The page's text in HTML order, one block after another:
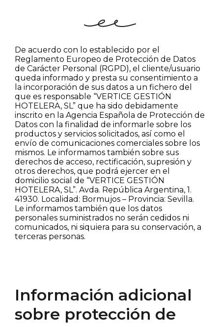
De acuerdo con lo establecido por el
Reglamento Europeo de Protección de Datos
de Carácter Personal (RGPD), el cliente/usuario
queda informado y presta su consentimiento a
la incorporación de sus datos a un fichero del
que es responsable “VERTICE GESTIÓN
HOTELERA, SL” que ha sido debidamente
inscrito en la Agencia Española de Protección de
Datos con la finalidad de informarle sobre los
productos y servicios solicitados, así como el
envío de comunicaciones comerciales sobre los
mismos. Le informamos también sobre sus
derechos de acceso, rectificación, supresión y
otros derechos, que podrá ejercer en el
domicilio social de “VERTICE GESTIÓN
HOTELERA, SL”. Avda. República Argentina, 1.
41930. Localidad: Bormujos – Provincia: Sevilla.
Le informamos también que los datos
personales suministrados no serán cedidos ni
comunicados, ni siquiera para su conservación, a
terceras personas.
Información adicional
sobre protección de